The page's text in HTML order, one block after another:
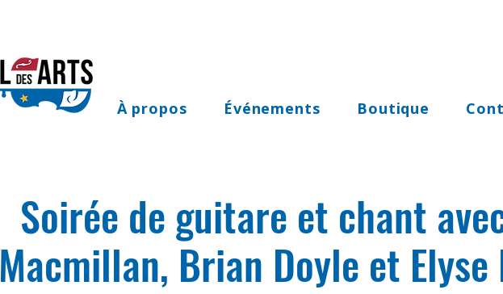
À propos Événements Boutique
Soirée de guitare et chant
Macmillan, Brian Doyle et Elyse